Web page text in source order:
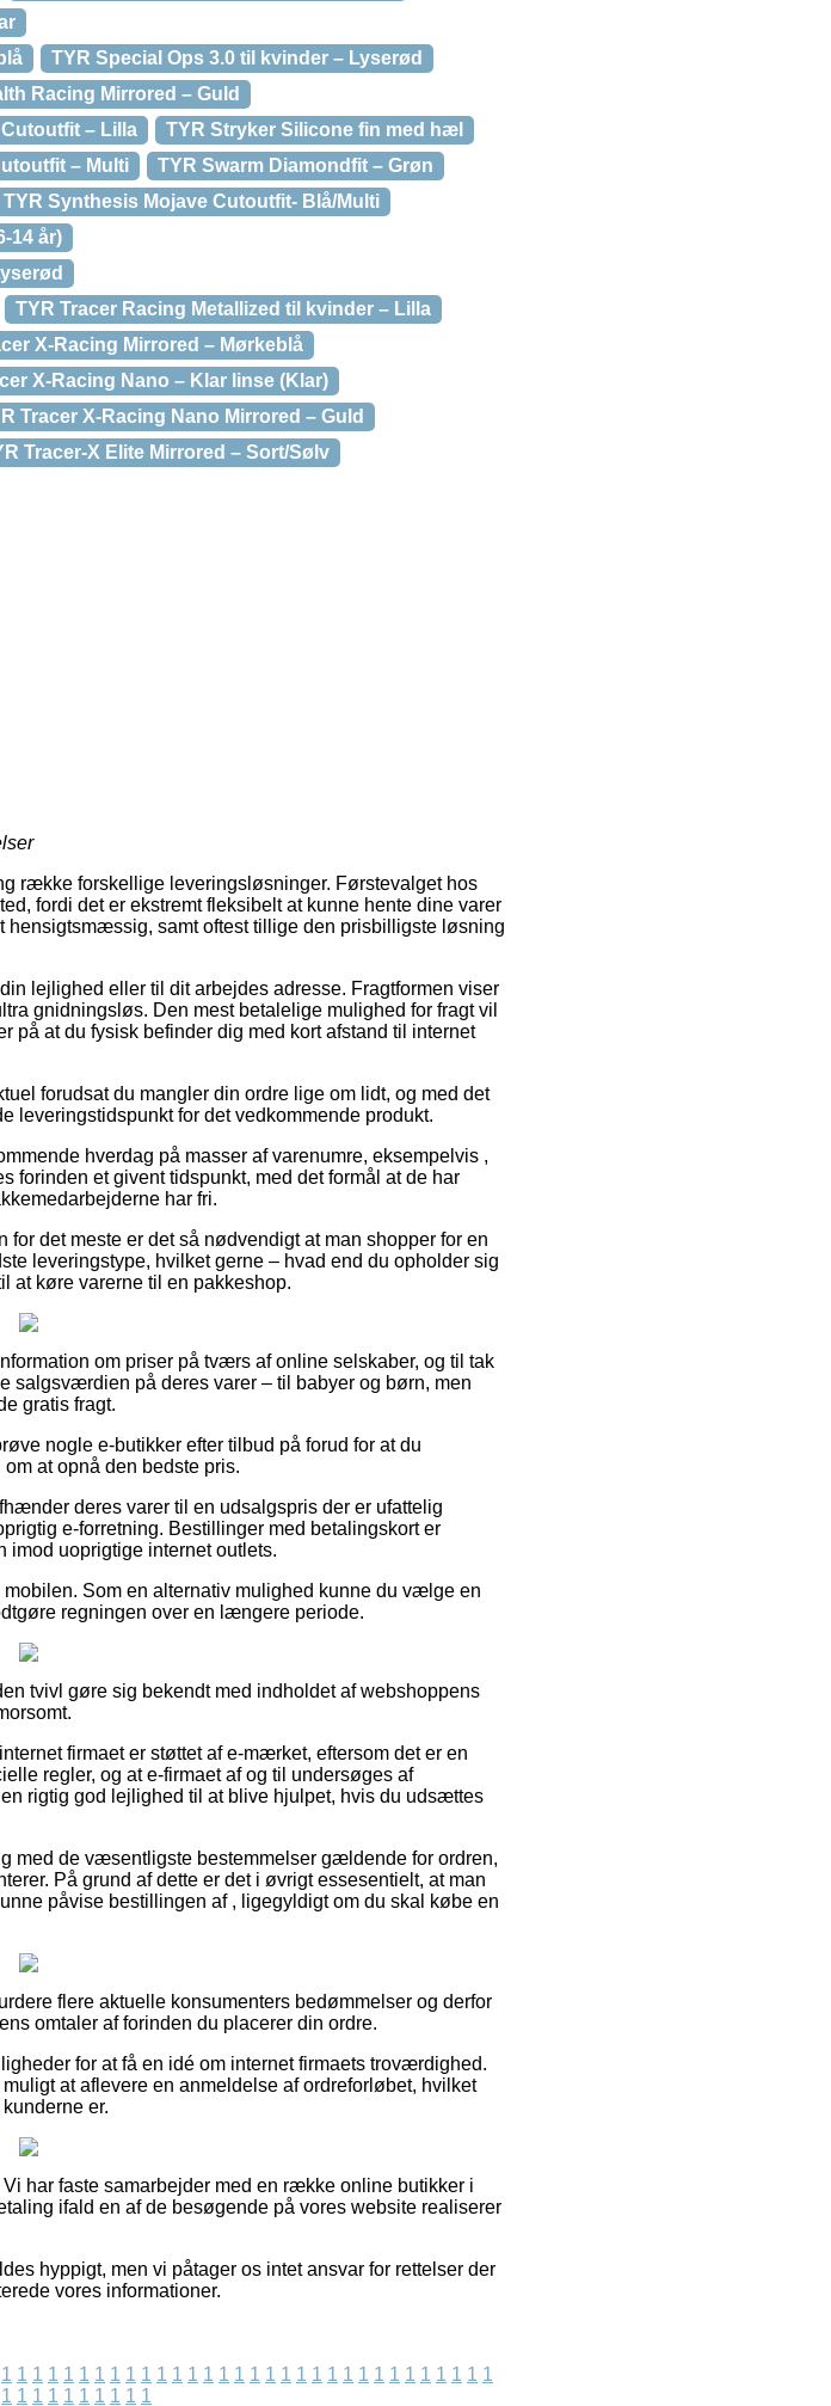
TYR Special Ops 3.0 til kvinder – Lyserød
Racing Mirrored – Guld
– Lilla
TYR Stryker Silicone fin med hæl
– Multi
TYR Swarm Diamondfit – Grøn
TYR Synthesis Mojave Cutoutfit- Blå/Multi
14 år)
TYR Tracer Racing Metallized til kvinder – Lilla
X-Racing Mirrored – Mørkeblå
X-Racing Nano – Klar linse (Klar)
Tracer X-Racing Nano Mirrored – Guld
Tracer-X Elite Mirrored – Sort/Sølv
række forskellige leveringsløsninger. Førstevalget hos
fordi det er ekstremt fleksibelt at kunne hente dine varer
hensigtsmæssig, samt oftest tillige den prisbilligste løsning
lejlighed eller til dit arbejdes adresse. Fragtformen viser
gnidningsløs. Den mest betalelige mulighed for fragt vil
på at du fysisk befinder dig med kort afstand til internet
forudsat du mangler din ordre lige om lidt, og med det
leveringstidspunkt for det vedkommende produkt.
hverdag på masser af varenumre, eksempelvis ,
forinden et givent tidspunkt, med det formål at de har
har fri.
det meste er det så nødvendigt at man shopper for en
leveringstype, hvilket gerne – hvad end du opholder sig
at køre varerne til en pakkeshop.
om priser på tværs af online selskaber, og til tak
salgsværdien på deres varer – til babyer og børn, men
gratis fragt.
nogle e-butikker efter tilbud på forud for at du
at opnå den bedste pris.
deres varer til en udsalgspris der er ufattelig
e-forretning. Bestillinger med betalingskort er
imod uoprigtige internet outlets.
Som en alternativ mulighed kunne du vælge en
regningen over en længere periode.
tvivl gøre sig bekendt med indholdet af webshoppens
firmaet er støttet af e-mærket, eftersom det er en
regler, og at e-firmaet af og til undersøges af
rigtig god lejlighed til at blive hjulpet, hvis du udsættes
med de væsentligste bestemmelser gældende for ordren,
På grund af dette er det i øvrigt essesentielt, at man
påvise bestillingen af , ligegyldigt om du skal købe en
flere aktuelle konsumenters bedømmelser og derfor
omtaler af forinden du placerer din ordre.
for at få en idé om internet firmaets troværdighed.
at aflevere en anmeldelse af ordreforløbet, hvilket
er.
har faste samarbejder med en række online butikker i
ifald en af de besøgende på vores website realiserer
hyppigt, men vi påtager os intet ansvar for rettelser der
vores informationer.
1 1 1 1 1 1 1 1 1 1 1 1 1 1 1 1 1 1 1 1 1 1 1 1 1 1 1 1 1 1 1 1
1 1 1 1 1 1 1 1 1 1